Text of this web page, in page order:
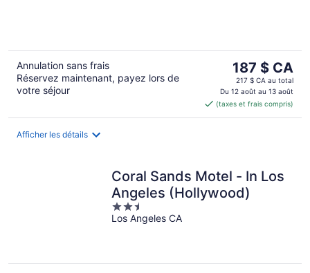
Annulation sans frais
Réservez maintenant, payez lors de
votre séjour
Le
prix
est
de 187 $ CA
par
187 $ CA
217 $ CA au total
Du 12 août au 13 août
(taxes et frais compris)
Afficher les détails
Coral Sands Motel - In Los
Angeles (Hollywood)
2.5
out
Los Angeles CA